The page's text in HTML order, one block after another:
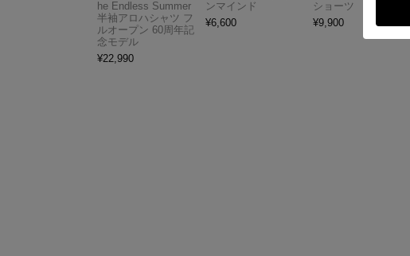
he Endless Summer
半袖アロハシャツ フ
ルオープン 60周年記
念モデル
¥22,990
ンマインド
¥6,600
ショーツ
¥9,900